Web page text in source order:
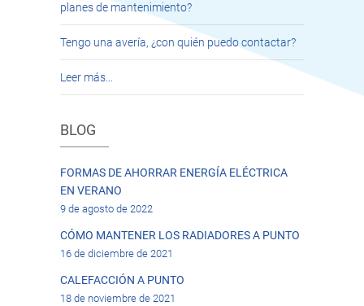
planes de mantenimiento?
Tengo una avería, ¿con quién puedo contactar?
Leer más…
BLOG
FORMAS DE AHORRAR ENERGÍA ELÉCTRICA
EN VERANO
9 de agosto de 2022
CÓMO MANTENER LOS RADIADORES A PUNTO
16 de diciembre de 2021
CALEFACCIÓN A PUNTO
18 de noviembre de 2021